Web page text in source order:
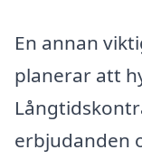
En annan
planerar att
erbjudanden